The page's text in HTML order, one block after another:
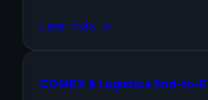
Leer más →
COMEX & Logística End-to-